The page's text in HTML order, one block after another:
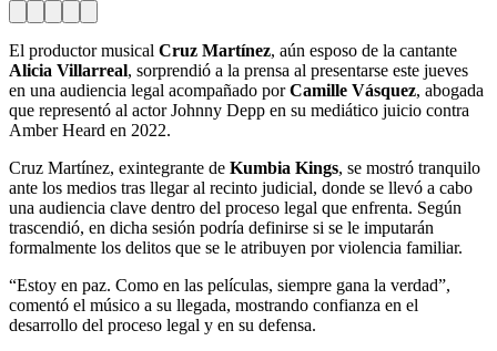
El productor musical Cruz Martínez, aún esposo de la cantante
Alicia Villarreal, sorprendió a la prensa al presentarse este jueves
en una audiencia legal acompañado porCamille Vásquez, abogada
que representó al actor Johnny Depp en su mediático juicio contra
Amber Heard en 2022.
Cruz Martínez, exintegrante de Kumbia Kings, se mostró tranquilo
ante los medios tras llegar al recinto judicial, donde se llevó a cabo
una audiencia clave dentro del proceso legal que enfrenta. Según
trascendió, en dicha sesión podría definirse si se le imputarán
formalmente los delitos que se le atribuyen por violencia familiar.
“Estoy en paz. Como en las películas, siempre gana la verdad”,
comentó el músico a su llegada, mostrando confianza en el
desarrollo del proceso legal y en su defensa.